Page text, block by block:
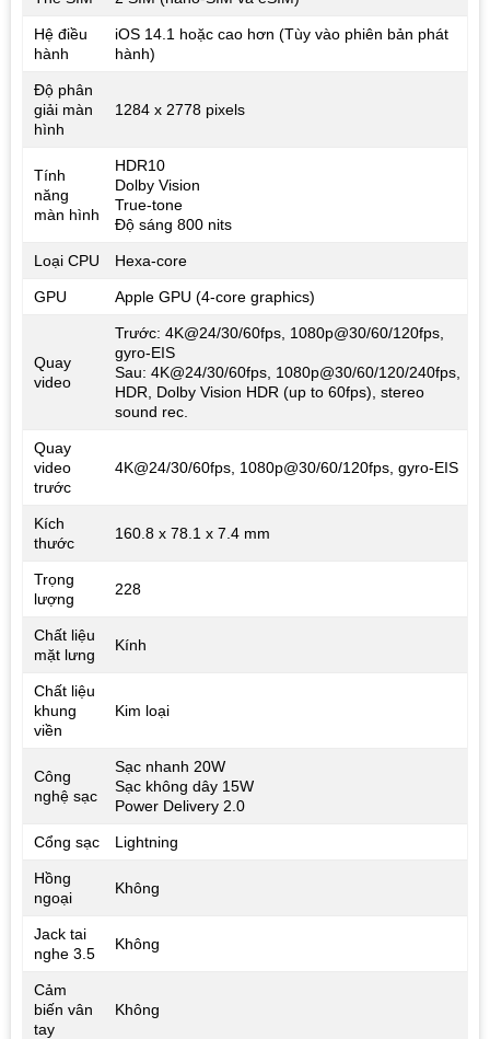
Hệ điều
hành
iOS 14.1 hoặc cao hơn (Tùy vào phiên bản phát
hành)
Độ phân
giải màn
hình
1284 x 2778 pixels
Tính
năng
màn hình
HDR10
Dolby Vision
True-tone
Độ sáng 800 nits
Loại CPU Hexa-core
GPU Apple GPU (4-core graphics)
Quay
video
Trước: 4K@24/30/60fps, 1080p@30/60/120fps,
gyro-EIS
Sau: 4K@24/30/60fps, 1080p@30/60/120/240fps,
HDR, Dolby Vision HDR (up to 60fps), stereo
sound rec.
Quay
video
trước
4K@24/30/60fps, 1080p@30/60/120fps, gyro-EIS
Kích
thước
160.8 x 78.1 x 7.4 mm
Trọng
lượng
228
Chất liệu
mặt lưng
Kính
Chất liệu
khung
viền
Kim loại
Công
nghệ sạc
Sạc nhanh 20W
Sạc không dây 15W
Power Delivery 2.0
Cổng sạc Lightning
Hồng
ngoại
Không
Jack tai
nghe 3.5
Không
Cảm
biến vân
tay
Không